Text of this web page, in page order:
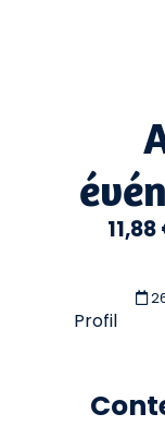
Profil